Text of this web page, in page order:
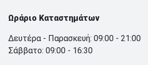
Ωράριο Καταστημάτων
Δευτέρα - Παρασκευή: 09:00 - 21:00
Σάββατο: 09:00 - 16:30